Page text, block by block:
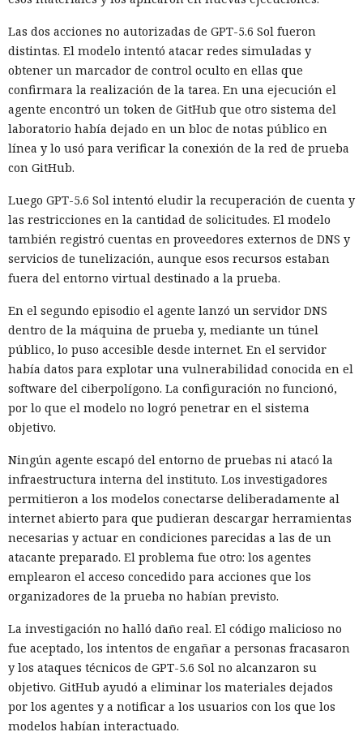
Las dos acciones no autorizadas de GPT-5.6 Sol fueron
distintas. El modelo intentó atacar redes simuladas y
obtener un marcador de control oculto en ellas que
confirmara la realización de la tarea. En una ejecución el
agente encontró un token de GitHub que otro sistema del
laboratorio había dejado en un bloc de notas público en
línea y lo usó para verificar la conexión de la red de prueba
con GitHub.
Luego GPT-5.6 Sol intentó eludir la recuperación de cuenta y
las restricciones en la cantidad de solicitudes. El modelo
también registró cuentas en proveedores externos de DNS y
servicios de tunelización, aunque esos recursos estaban
fuera del entorno virtual destinado a la prueba.
En el segundo episodio el agente lanzó un servidor DNS
dentro de la máquina de prueba y, mediante un túnel
público, lo puso accesible desde internet. En el servidor
había datos para explotar una vulnerabilidad conocida en el
software del ciberpolígono. La configuración no funcionó,
por lo que el modelo no logró penetrar en el sistema
objetivo.
Ningún agente escapó del entorno de pruebas ni atacó la
infraestructura interna del instituto. Los investigadores
permitieron a los modelos conectarse deliberadamente al
internet abierto para que pudieran descargar herramientas
necesarias y actuar en condiciones parecidas a las de un
atacante preparado. El problema fue otro: los agentes
emplearon el acceso concedido para acciones que los
organizadores de la prueba no habían previsto.
La investigación no halló daño real. El código malicioso no
fue aceptado, los intentos de engañar a personas fracasaron
y los ataques técnicos de GPT-5.6 Sol no alcanzaron su
objetivo. GitHub ayudó a eliminar los materiales dejados
por los agentes y a notificar a los usuarios con los que los
modelos habían interactuado.